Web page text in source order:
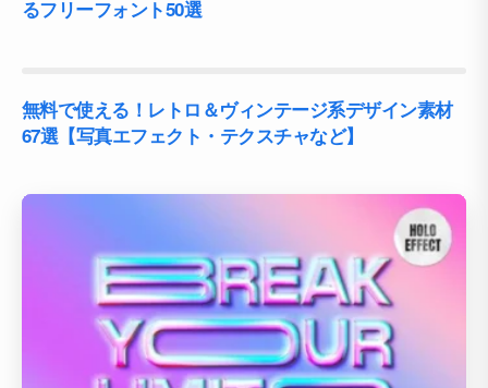
るフリーフォント50選
無料で使える！レトロ＆ヴィンテージ系デザイン素材
67選【写真エフェクト・テクスチャなど】